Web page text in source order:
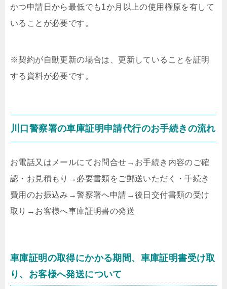
かつ申請日から最低でも1か月以上の使用権原を有して
いることが必要です。
※契約が自動更新の場合は、更新していることを証明
する資料が必要です。
川口警察署の車庫証明申請代行のお手続きの流れ
お電話又はメールにてお問合せ → お手続き内容のご確
認・お見積もり → 必要書類をご郵送いただく・手続き
費用のお振込み →警察署へ申請 →後日交付書類の受け
取り → お客様へ車庫証明書の発送
車庫証明の取得にかかる期間、車庫証明書受け取
り、お客様へ発送について